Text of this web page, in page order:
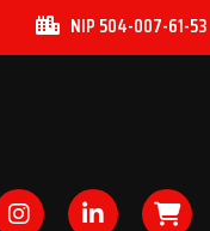
NIP 504-007-61-53
Instagram
LinkedInB2B